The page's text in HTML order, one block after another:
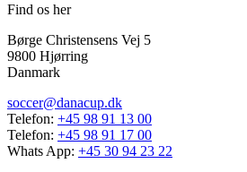
Find os her
Børge Christensens Vej 5
9800 Hjørring
Danmark
soccer@danacup.dk
Telefon: +45 98 91 13 00
Telefon: +45 98 91 17 00
Whats App: +45 30 94 23 22